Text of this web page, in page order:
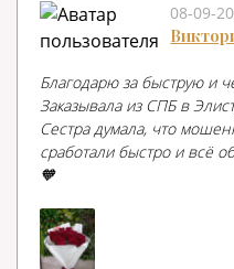
08-09-
Благодарю за быструю и
Заказывала из СПБ в
Сестра думала, что
сработали быстро и всё
🧡